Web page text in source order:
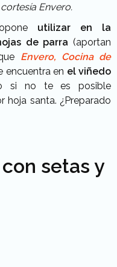
Envero.
utilizar en la
de parra (aportan
Envero, Cocina de
encuentra en el viñedo
si no te es posible
hoja santa. ¿Preparado
setas y